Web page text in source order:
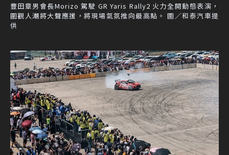
豐田章男會長Morizo 駕駛 GR Yaris Rally2 火力全開動態表演，
圍觀人潮將大聲應援，將現場氣氛推向最高點。 圖／和泰汽車提
供